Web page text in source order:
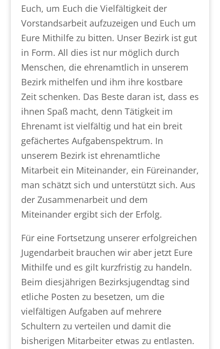
Euch, um Euch die Vielfältigkeit der
Vorstandsarbeit aufzuzeigen und Euch um
Eure Mithilfe zu bitten. Unser Bezirk ist gut
in Form. All dies ist nur möglich durch
Menschen, die ehrenamtlich in unserem
Bezirk mithelfen und ihm ihre kostbare
Zeit schenken. Das Beste daran ist, dass es
ihnen Spaß macht, denn Tätigkeit im
Ehrenamt ist vielfältig und hat ein breit
gefächertes Aufgabenspektrum. In
unserem Bezirk ist ehrenamtliche
Mitarbeit ein Miteinander, ein Füreinander,
man schätzt sich und unterstützt sich. Aus
der Zusammenarbeit und dem
Miteinander ergibt sich der Erfolg.
Für eine Fortsetzung unserer erfolgreichen
Jugendarbeit brauchen wir aber jetzt Eure
Mithilfe und es gilt kurzfristig zu handeln.
Beim diesjährigen Bezirksjugendtag sind
etliche Posten zu besetzen, um die
vielfältigen Aufgaben auf mehrere
Schultern zu verteilen und damit die
bisherigen Mitarbeiter etwas zu entlasten.